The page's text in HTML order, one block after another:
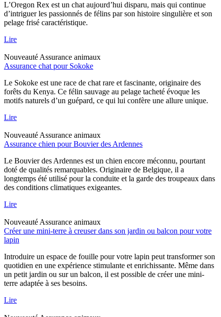
L’Oregon Rex est un chat aujourd’hui disparu, mais qui continue
d’intriguer les passionnés de félins par son histoire singulière et son
pelage frisé caractéristique.
Lire
Nouveauté Assurance animaux
Assurance chat pour Sokoke
Le Sokoke est une race de chat rare et fascinante, originaire des
forêts du Kenya. Ce félin sauvage au pelage tacheté évoque les
motifs naturels d’un guépard, ce qui lui confère une allure unique.
Lire
Nouveauté Assurance animaux
Assurance chien pour Bouvier des Ardennes
Le Bouvier des Ardennes est un chien encore méconnu, pourtant
doté de qualités remarquables. Originaire de Belgique, il a
longtemps été utilisé pour la conduite et la garde des troupeaux dans
des conditions climatiques exigeantes.
Lire
Nouveauté Assurance animaux
Créer une mini-terre à creuser dans son jardin ou balcon pour votre
lapin
Introduire un espace de fouille pour votre lapin peut transformer son
quotidien en une expérience stimulante et enrichissante. Même dans
un petit jardin ou sur un balcon, il est possible de créer une mini-
terre adaptée à ses besoins.
Lire